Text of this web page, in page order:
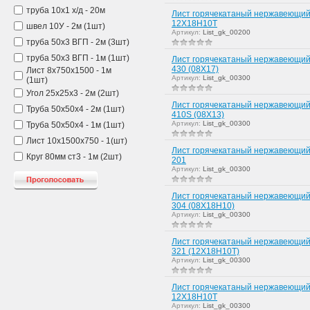
Лист горячекатаный
12Х18Н10Т
Артикул: List_gk_00200
Лист горячекатаный
430 (08Х17)
Артикул: List_gk_00300
Лист горячекатаный
410S (08Х13)
Артикул: List_gk_00300
Лист горячекатаный
201
Артикул: List_gk_00300
Лист горячекатаный
304 (08Х18Н10)
Артикул: List_gk_00300
Лист горячекатаный
321 (12Х18Н10Т)
Артикул: List_gk_00300
Лист горячекатаный
12Х18Н10Т
Артикул: List_gk_00300
труба 10х1 х/д - 20м
швел 10У - 2м (1шт)
труба 50х3 ВГП - 2м (3шт)
труба 50х3 ВГП - 1м (1шт)
Лист 8х750х1500 - 1м
(1шт)
Угол 25х25х3 - 2м (2шт)
Труба 50х50х4 - 2м (1шт)
Труба 50х50х4 - 1м (1шт)
Лист 10х1500х750 - 1(шт)
Круг 80мм ст3 - 1м (2шт)